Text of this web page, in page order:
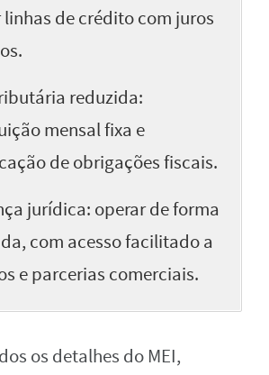
linhas de crédito com juros
reduzida:
mensal fixa e
de obrigações fiscais.
jurídica: operar de forma
com acesso facilitado a
e parcerias comerciais.
os detalhes do MEI,